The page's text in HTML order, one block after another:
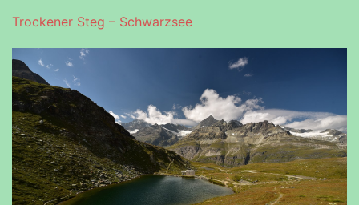
Trockener Steg – Schwarzsee